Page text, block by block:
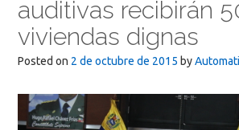
auditivas recibirán
viviendas dignas
Posted on 2 de octubre de 2015 by